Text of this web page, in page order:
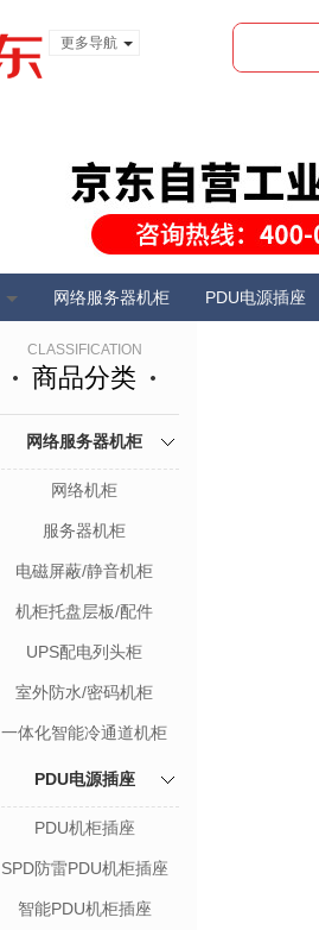
更多导航
网络服务器机柜 PDU电源插座
CLASSIFICATION
商品分类
网络服务器机柜
网络机柜
服务器机柜
电磁屏蔽/静音机柜
机柜托盘层板/配件
UPS配电列头柜
室外防水/密码机柜
一体化智能冷通道机柜
PDU电源插座
PDU机柜插座
SPD防雷PDU机柜插座
智能PDU机柜插座